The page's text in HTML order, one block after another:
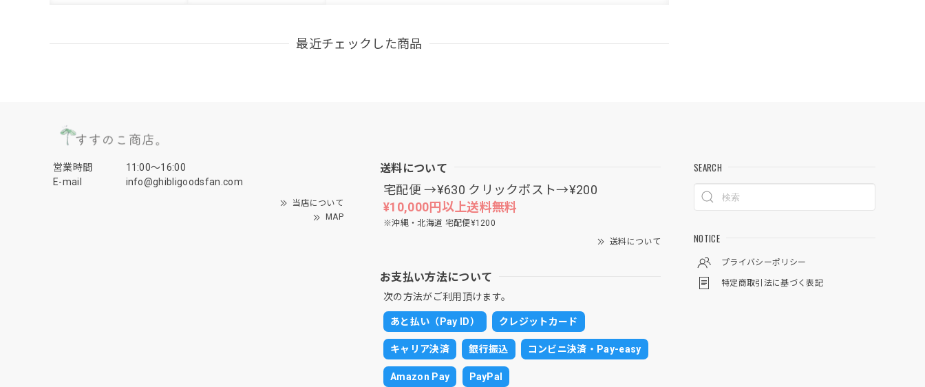
最近チェックした商品
営業時間
11:00〜16:00
E-mail
info@ghibligoodsfan.com
当店について
MAP
送料について
宅配便 →¥630 クリックポスト→¥200
¥10,000円以上送料無料
※沖縄・北海道 宅配便¥1200
送料について
お支払い方法について
次の方法がご利用頂けます。
あと払い（Pay ID） クレジットカード
キャリア決済 銀行振込 コンビニ決済・Pay-easy
Amazon Pay PayPal
SEARCH
NOTICE
プライバシーポリシー
特定商取引法に基づく表記